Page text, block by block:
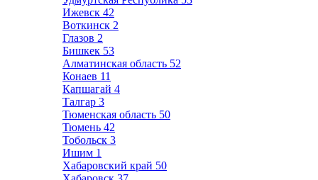
Ижевск 42
Воткинск 2
Глазов 2
Бишкек 53
Алматинская область 52
Конаев 11
Капшагай 4
Талгар 3
Тюменская область 50
Тюмень 42
Тобольск 3
Ишим 1
Хабаровский край 50